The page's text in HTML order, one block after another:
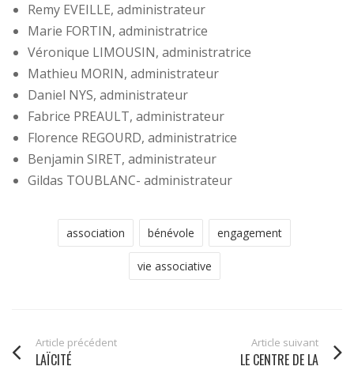
Remy EVEILLE, administrateur
Marie FORTIN, administratrice
Véronique LIMOUSIN, administratrice
Mathieu MORIN, administrateur
Daniel NYS, administrateur
Fabrice PREAULT, administrateur
Florence REGOURD, administratrice
Benjamin SIRET, administrateur
Gildas TOUBLANC- administrateur
association bénévole engagement
vie associative
Article précédent
LAÏCITÉ
Article suivant
LE CENTRE DE LA